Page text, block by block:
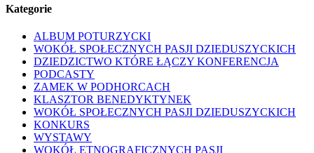
Kategorie
ALBUM POTURZYCKI
WOKÓŁ SPOŁECZNYCH PASJI DZIEDUSZYCKICH
DZIEDZICTWO KTÓRE ŁĄCZY KONFERENCJA
PODCASTY
ZAMEK W PODHORCACH
KLASZTOR BENEDYKTYNEK
WOKÓŁ SPOŁECZNYCH PASJI DZIEDUSZYCKICH
KONKURS
WYSTAWY
WOKÓŁ ETNOGRAFICZNYCH PASJI